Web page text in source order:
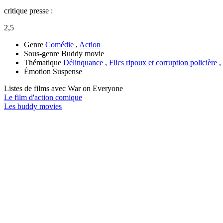
critique presse :
2,5
Genre Comédie , Action
Sous-genre Buddy movie
Thématique Délinquance , Flics ripoux et corruption policière ,
Émotion Suspense
Listes de films avec War on Everyone
Le film d'action comique
Les buddy movies